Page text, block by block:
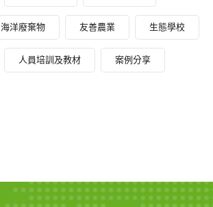
海洋廢棄物 友善農業 生態學校
人員培訓及教材 案例分享